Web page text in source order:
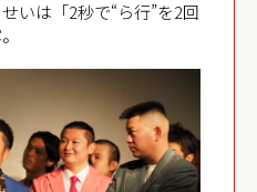
いは「2秒で“ら行”を2回